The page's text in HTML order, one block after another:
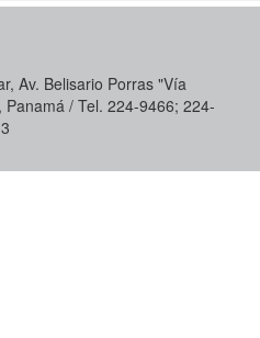
Av. Belisario Porras "Vía
/ Tel. 224-9466; 224-